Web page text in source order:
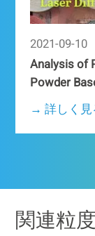
2021-09-10
Analysis of
Powder
→ 詳しく見
関連粒